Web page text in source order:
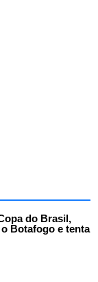
do Brasil,
Botafogo e tenta